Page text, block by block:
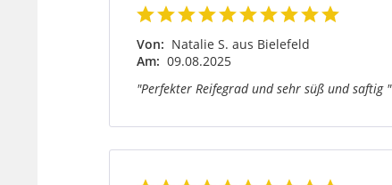
Von: Natalie S. aus Bielefeld
Am: 09.08.2025
"Perfekter Reifegrad und sehr süß und saftig "